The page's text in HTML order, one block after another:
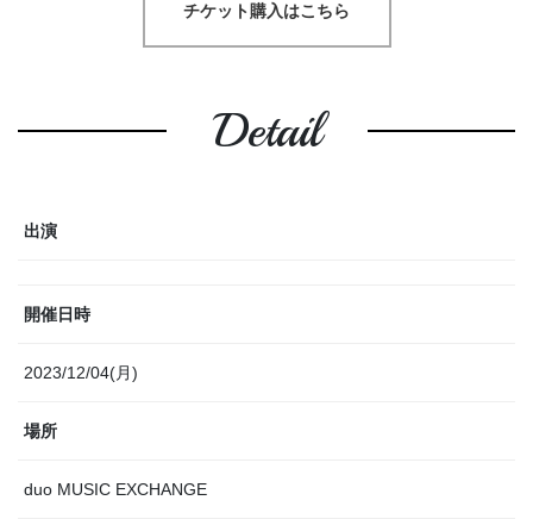
チケット購入はこちら
Detail
出演
開催日時
2023/12/04(月)
場所
duo MUSIC EXCHANGE